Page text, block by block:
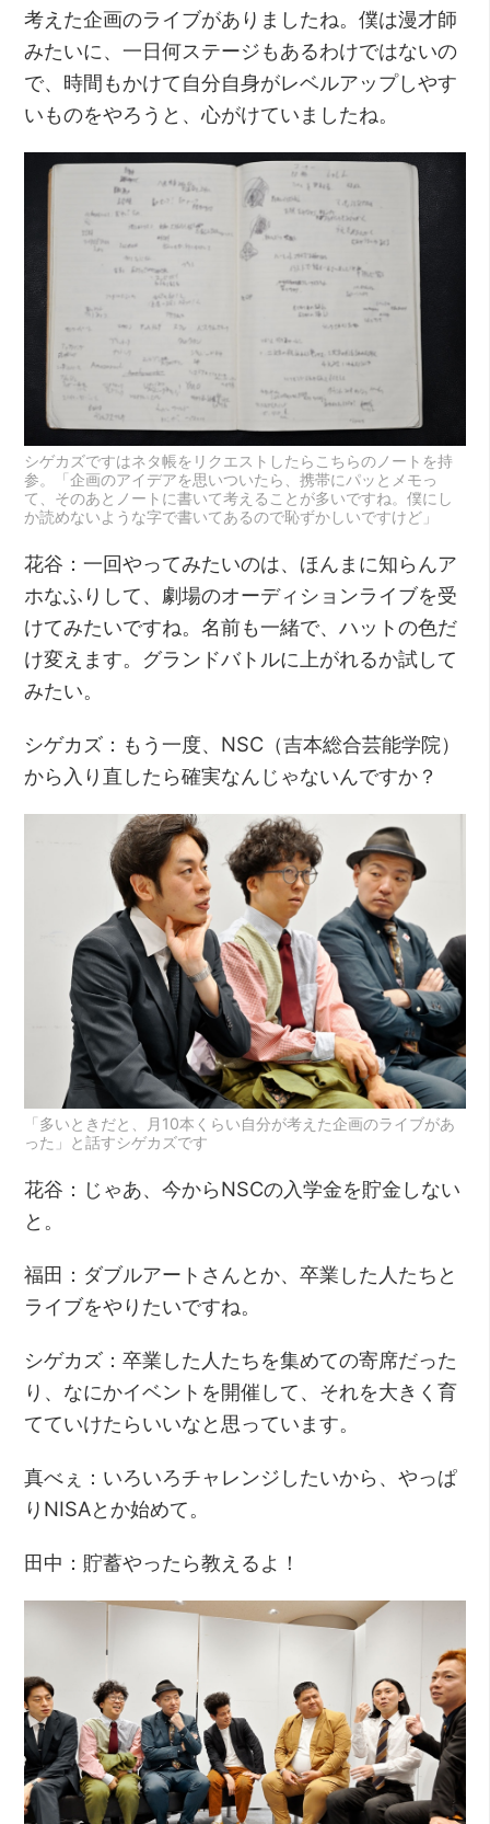
考えた企画のライブがありましたね。僕は漫才師
みたいに、一日何ステージもあるわけではないの
で、時間もかけて自分自身がレベルアップしやす
いものをやろうと、心がけていましたね。
シゲカズですはネタ帳をリクエストしたらこちらのノートを持
参。「企画のアイデアを思いついたら、携帯にパッとメモっ
て、そのあとノートに書いて考えることが多いですね。僕にし
か読めないような字で書いてあるので恥ずかしいですけど」
花谷：一回やってみたいのは、ほんまに知らんア
ホなふりして、劇場のオーディションライブを受
けてみたいですね。名前も一緒で、ハットの色だ
け変えます。グランドバトルに上がれるか試して
みたい。
シゲカズ：もう一度、NSC（吉本総合芸能学院）
から入り直したら確実なんじゃないんですか？
「多いときだと、月10本くらい自分が考えた企画のライブがあ
った」と話すシゲカズです
花谷：じゃあ、今からNSCの入学金を貯金しない
と。
福田：ダブルアートさんとか、卒業した人たちと
ライブをやりたいですね。
シゲカズ：卒業した人たちを集めての寄席だった
り、なにかイベントを開催して、それを大きく育
てていけたらいいなと思っています。
真べぇ：いろいろチャレンジしたいから、やっぱ
りNISAとか始めて。
田中：貯蓄やったら教えるよ！